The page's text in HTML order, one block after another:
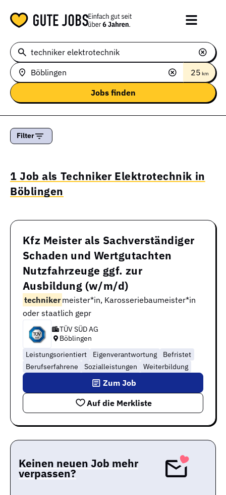
25 km
Filter
1 Job als Techniker Elektrotechnik in
Böblingen
Kfz Meister als Sachverständiger
Schaden und Wertgutachten
Nutzfahrzeuge ggf. zur
Ausbildung (w/m/d)
techniker meister*in, Karosseriebaumeister*in
oder staatlich gepr
TÜV SÜD AG
Böblingen
Leistungsorientiert
Eigenverantwortung
Befristet
Berufserfahrene
Sozialleistungen Weiterbildung
Auf die Merkliste
Zum Job
Keinen neuen Job mehr
verpassen?